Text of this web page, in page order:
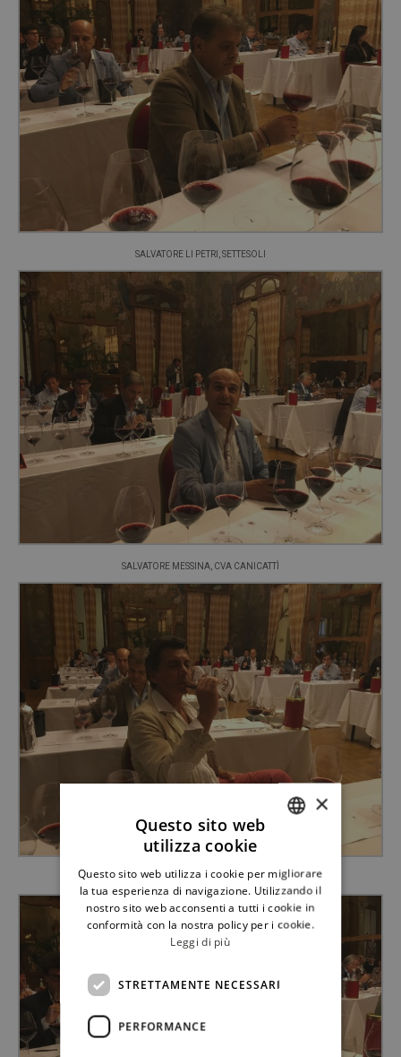
SALVATORE LI PETRI, SETTESOLI
SALVATORE MESSINA, CVA CANICATTÌ
MARCO SERRAMARROCCO ENGLISH
×
Questo sito web
utilizza cookie
Questo sito web utilizza i cookie per migliorare
la tua esperienza di navigazione. Utilizzando il
nostro sito web acconsenti a tutti i cookie in
conformità con la nostra policy per i cookie.
Leggi di più
STRETTAMENTE NECESSARI
PERFORMANCE